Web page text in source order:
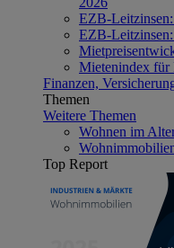
EZB-
EZB-
Mietenindex für
Finanzen,
Themen
Weitere Themen
Wohnen im
Top Report